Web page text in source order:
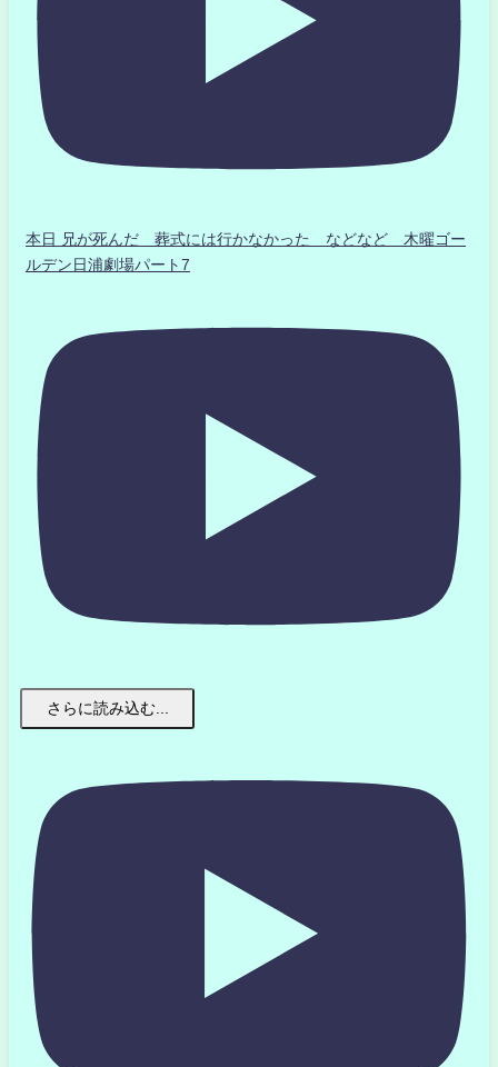
本日 兄が死んだ 葬式には行かなかった などなど 木曜ゴー
ルデン日浦劇場パート7
さらに読み込む...